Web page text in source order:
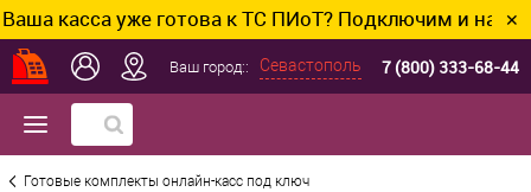
уже готова к ТС ПИоТ? Подключим и настроим без
✕
Ваш город:: Севастополь 7 (800) 333-68-44
Готовые комплекты онлайн-касс под ключ